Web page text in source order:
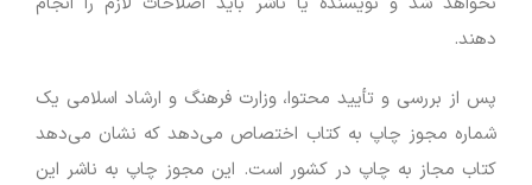
دهند.
پس از بررسی و تأیید محتوا، وزارت فرهنگ و ارشاد اسلامی یک
شماره مجوز چاپ به کتاب اختصاص می‌دهد که نشان می‌دهد
کتاب مجاز به چاپ در کشور است. این مجوز چاپ به ناشر این